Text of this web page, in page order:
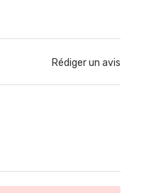
Rédiger un avis